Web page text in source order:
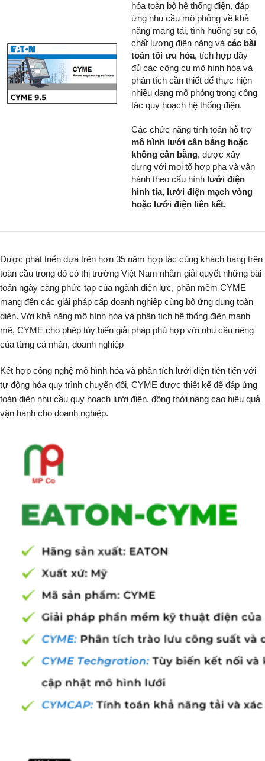
hóa toàn bộ hệ thống điện, đáp
ứng nhu cầu mô phỏng về khả
năng mang tải, tình huống sự cố,
chất lượng điện năng và các bài
toán tối ưu hóa, tích hợp đầy
đủ các công cụ mô hình hóa và
phân tích cần thiết để thực hiện
nhiều dạng mô phỏng trong công
tác quy hoạch hệ thống điện.
Các chức năng tính toán hỗ trợ
mô hình lưới cân bằng hoặc
không cân bằng, được xây
dựng với mọi tổ hợp pha và vận
hành theo cấu hình lưới điện
hình tia, lưới điện mạch vòng
hoặc lưới điện liên kết.
Được phát triển dựa trên hơn 35 năm hợp tác cùng khách hàng trên
toàn cầu trong đó có thị trường Việt Nam nhằm giải quyết những bài
toán ngày càng phức tạp của ngành điện lực, phần mềm CYME
mang đến các giải pháp cấp doanh nghiệp cùng bộ ứng dụng toàn
diện. Với khả năng mô hình hóa và phân tích hệ thống điện mạnh
mẽ, CYME cho phép tùy biến giải pháp phù hợp với nhu cầu riêng
của từng cá nhân, doanh nghiệp
Kết hợp công nghệ mô hình hóa và phân tích lưới điện tiên tiến với
tự động hóa quy trình chuyển đổi, CYME được thiết kế để đáp ứng
toàn diện nhu cầu quy hoạch lưới điện, đồng thời nâng cao hiệu quả
vận hành cho doanh nghiệp.